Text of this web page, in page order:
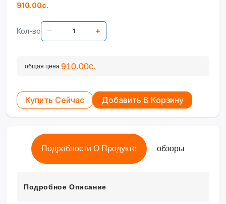
910.00с.
Кол-во
общая цена:910.00с.
Купить Сейчас Добавить В Корзину
Подробности О Продукте обзоры
Подробное Описание